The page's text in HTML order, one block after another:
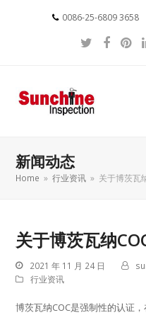
0086-25-6809 3658
Twitter
新闻动态
Home » 行业资讯 » 关于博茨瓦
关于博茨瓦纳
2021 年 11 月 24 日
行业资讯
博茨瓦纳COC是强制性的认证